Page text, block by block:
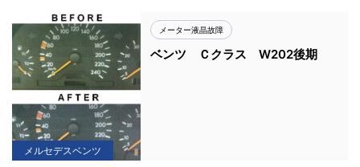
メルセデスベンツ
メーター液晶故障
ベンツ Ｃクラス W202後期